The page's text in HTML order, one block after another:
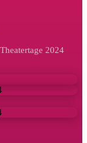
2024